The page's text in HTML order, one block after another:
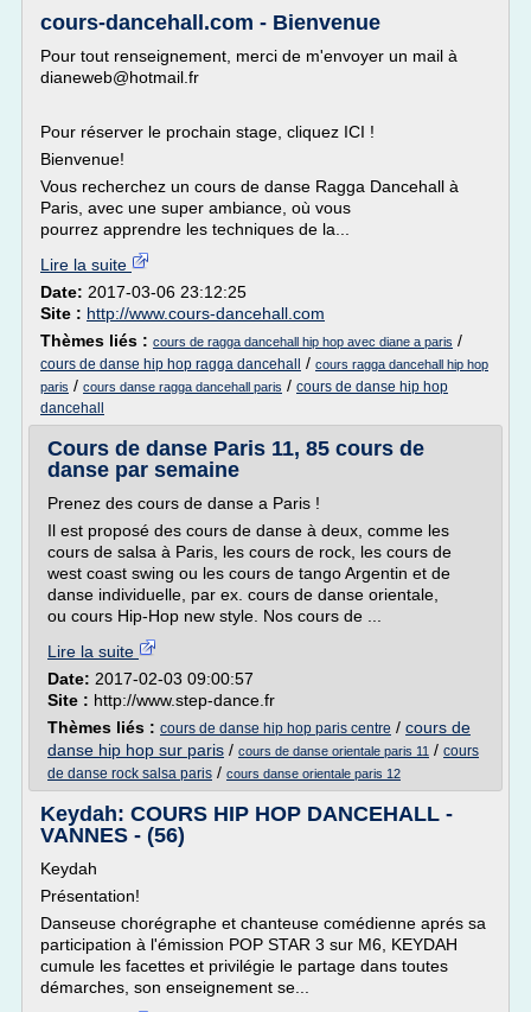
cours-dancehall.com - Bienvenue
Pour tout renseignement, merci de m'envoyer un mail à
dianeweb@hotmail.fr
Pour réserver le prochain stage, cliquez ICI !
Bienvenue!
Vous recherchez un cours de danse Ragga Dancehall à
Paris, avec une super ambiance, où vous
pourrez apprendre les techniques de la...
Lire la suite
Date: 2017-03-06 23:12:25
Site : http://www.cours-dancehall.com
Thèmes liés : cours de ragga dancehall hip hop avec diane a paris /
cours de danse hip hop ragga dancehall / cours ragga dancehall hip hop
paris / cours danse ragga dancehall paris / cours de danse hip hop
dancehall
Cours de danse Paris 11, 85 cours de
danse par semaine
Prenez des cours de danse a Paris !
Il est proposé des cours de danse à deux, comme les
cours de salsa à Paris, les cours de rock, les cours de
west coast swing ou les cours de tango Argentin et de
danse individuelle, par ex. cours de danse orientale,
ou cours Hip-Hop new style. Nos cours de ...
Lire la suite
Date: 2017-02-03 09:00:57
Site : http://www.step-dance.fr
Thèmes liés : cours de danse hip hop paris centre / cours de
danse hip hop sur paris / cours de danse orientale paris 11 / cours
de danse rock salsa paris / cours danse orientale paris 12
Keydah: COURS HIP HOP DANCEHALL -
VANNES - (56)
Keydah
Présentation!
Danseuse chorégraphe et chanteuse comédienne aprés sa
participation à l'émission POP STAR 3 sur M6, KEYDAH
cumule les facettes et privilégie le partage dans toutes
démarches, son enseignement se...